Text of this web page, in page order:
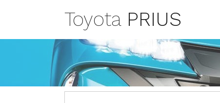
Toyota PRIUS